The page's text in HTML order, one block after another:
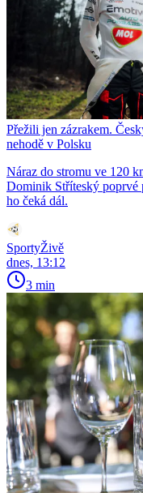
Přežili jen zázrakem.
nehodě v Polsku
Náraz do stromu ve 120
Dominik Stříteský poprvé
ho čeká dál.
SportyŽivě
dnes, 13:12
3 min